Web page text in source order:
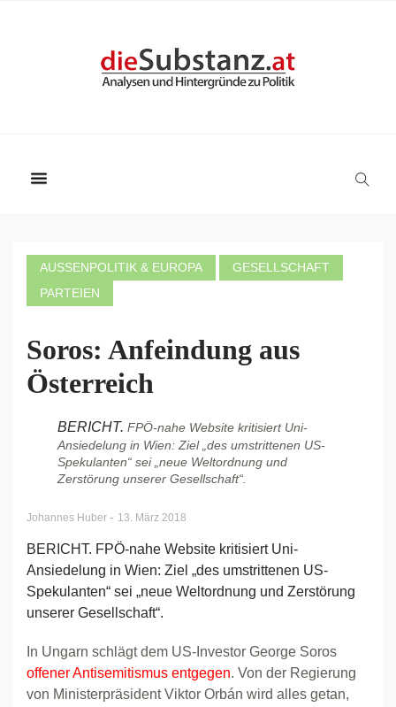
AUSSENPOLITIK & EUROPA
GESELLSCHAFT
PARTEIEN
Soros: Anfeindung aus
Österreich
BERICHT. FPÖ-nahe Website kritisiert Uni-
Ansiedelung in Wien: Ziel „des umstrittenen US-
Spekulanten“ sei „neue Weltordnung und
Zerstörung unserer Gesellschaft“.
Johannes Huber - 13. März 2018
BERICHT. FPÖ-nahe Website kritisiert Uni-
Ansiedelung in Wien: Ziel „des umstrittenen US-
Spekulanten“ sei „neue Weltordnung und Zerstörung
unserer Gesellschaft“.
In Ungarn schlägt dem US-Investor George Soros
offener Antisemitismus entgegen. Von der Regierung
von Ministerpräsident Viktor Orbán wird alles getan,